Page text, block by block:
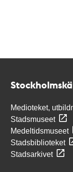
Medioteket,
Stadsmuseet
Medeltidsmuseet
Stadsbiblioteket
Stadsarkivet